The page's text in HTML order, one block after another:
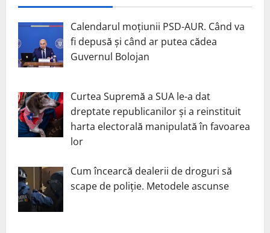
Calendarul moțiunii PSD-AUR. Când va
fi depusă și când ar putea cădea
Guvernul Bolojan
Curtea Supremă a SUA le-a dat
dreptate republicanilor și a reinstituit
harta electorală manipulată în favoarea
lor
Cum încearcă dealerii de droguri să
scape de poliție. Metodele ascunse